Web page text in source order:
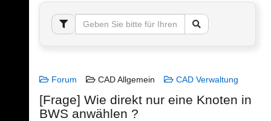
Forum CAD Allgemein CAD Verwaltung
[Frage] Wie direkt nur eine Knoten in
BWS anwählen ?